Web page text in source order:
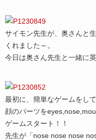
サイモン先生が、奥さんと
くれました～。
今日は奥さん先生と一緒に
最初に、簡単なゲームをし
顔のパーツを
ゲームスタート！！
先生が「nose nose nose